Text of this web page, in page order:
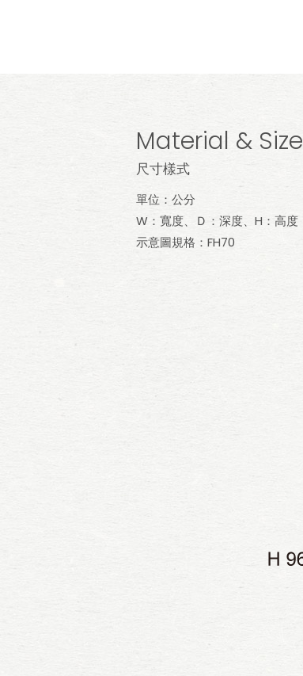
Material & Size
尺寸樣式
單位：公分
W：寬度、Ｄ：深度、H：高度
示意圖規格：FH70